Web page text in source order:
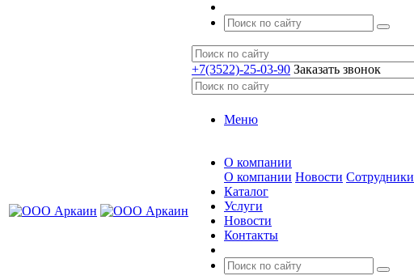
+7(3522)-25-03-90 Заказать звонок
Меню
О компании
О компании Новости Сотрудники
Каталог
Услуги
Новости
Контакты